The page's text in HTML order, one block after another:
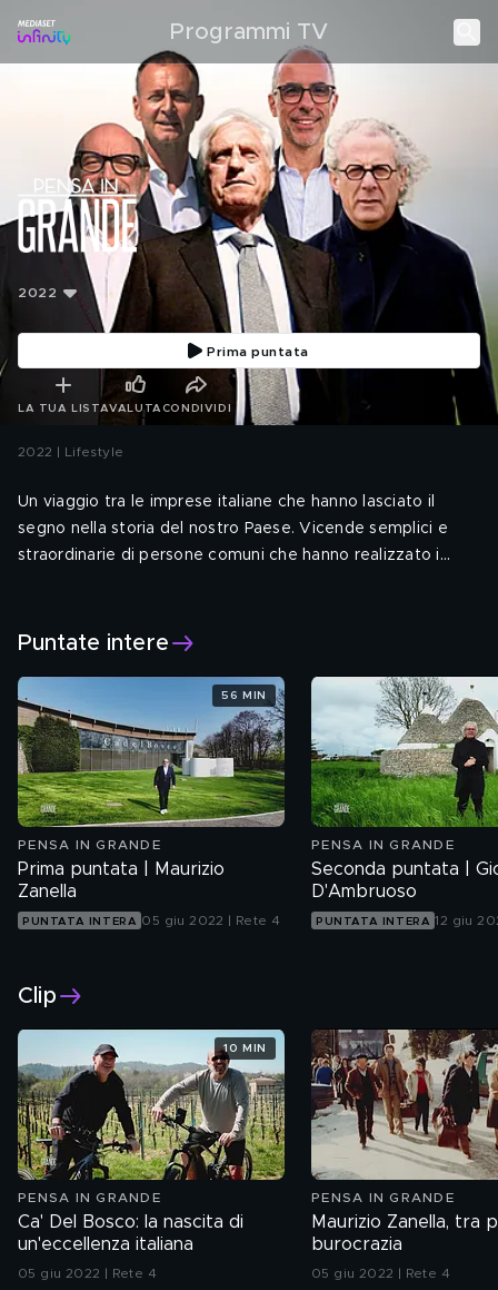
Programmi TV
2022
Prima puntata
LA TUA LISTAVALUTA CONDIVIDI
2022 | Lifestyle
Un viaggio tra le imprese italiane che hanno lasciato il
segno nella storia del nostro Paese. Vicende semplici e
straordinarie di persone comuni che hanno realizzato i
saputo realizzare qualcosa di irripetibile. Un omaggio a chi,
Puntate intere
PENSA IN GRANDE
Prima puntata | Maurizio
Zanella
PUNTATA INTERA 05 giu 2022 | Rete 4
56 MIN
PENSA IN GRANDE
Seconda puntata |
D'Ambruoso
PUNTATA INTERA 12 giu
Clip
PENSA IN GRANDE
Ca' Del Bosco: la nascita di
un'eccellenza italiana
05 giu 2022 | Rete 4
10 MIN
PENSA IN GRANDE
Maurizio Zanella, tra
burocrazia
05 giu 2022 | Rete 4